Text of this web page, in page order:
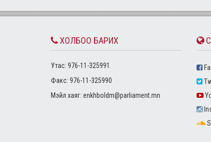
ХОЛБОО БАРИХ
Утас: 976-11-325991
Факс: 976-11-325990
Mэйл хаяг: enkhboldm@parliament.mn